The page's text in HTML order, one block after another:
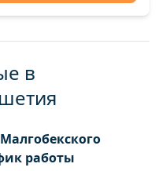
в
работы